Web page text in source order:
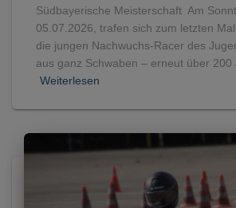
Südbayerische Meisterschaft Am
05.07.2026, trafen sich zum letzten
die jungen Nachwuchs-Racer des
aus ganz Schwaben – erneut über 200
Weiterlesen